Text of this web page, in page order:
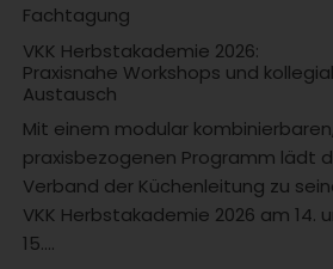
Fachtagung
VKK Herbstakademie 2026:
Praxisnahe Workshops und
Austausch
Mit einem modular kombinierbaren,
praxisbezogenen Programm lädt
Verband der Küchenleitung zu
VKK Herbstakademie 2026 am 14.
15....